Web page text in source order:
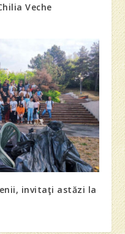
Veche
invitaţi astăzi la